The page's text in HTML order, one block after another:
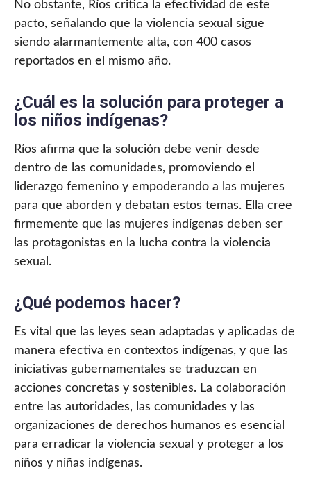
No obstante, Ríos critica la efectividad de este
pacto, señalando que la violencia sexual sigue
siendo alarmantemente alta, con 400 casos
reportados en el mismo año.
¿Cuál es la solución para proteger a
los niños indígenas?
Ríos afirma que la solución debe venir desde
dentro de las comunidades, promoviendo el
liderazgo femenino y empoderando a las mujeres
para que aborden y debatan estos temas. Ella cree
firmemente que las mujeres indígenas deben ser
las protagonistas en la lucha contra la violencia
sexual.
¿Qué podemos hacer?
Es vital que las leyes sean adaptadas y aplicadas de
manera efectiva en contextos indígenas, y que las
iniciativas gubernamentales se traduzcan en
acciones concretas y sostenibles. La colaboración
entre las autoridades, las comunidades y las
organizaciones de derechos humanos es esencial
para erradicar la violencia sexual y proteger a los
niños y niñas indígenas.